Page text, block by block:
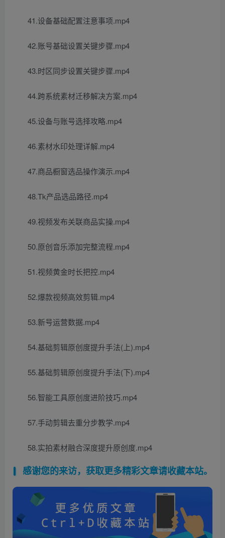
41.设备基础配置注意事项.mp4
42.账号基础设置关键步骤.mp4
43.时区同步设置关键步骤.mp4
44.跨系统素材迁移解决方案.mp4
45.设备与账号选择攻略.mp4
46.素材水印处理详解.mp4
47.商品橱窗选品操作演示.mp4
48.Tk产品选品路径.mp4
49.视频发布关联商品实操.mp4
50.原创音乐添加完整流程.mp4
51.视频黄金时长把控.mp4
52.爆款视频高效剪辑.mp4
53.新号运营数据.mp4
54.基础剪辑原创度提升手法(上).mp4
55.基础剪辑原创度提升手法(下).mp4
56.智能工具原创度进阶技巧.mp4
57.手动剪辑去重分步教学.mp4
58.实拍素材融合深度提升原创度.mp4
感谢您的来访，获取更多精彩文章请收藏本站。